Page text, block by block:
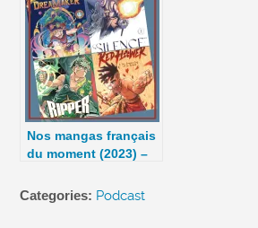
Nos mangas français
du moment (2023) –
épisode 14
Categories: Podcast